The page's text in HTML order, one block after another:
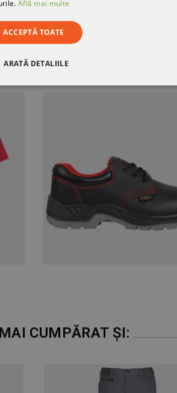
CUMPĂRAT ȘI:
Află mai multe
ACCEPTĂ TOATE
ARATĂ DETALIILE